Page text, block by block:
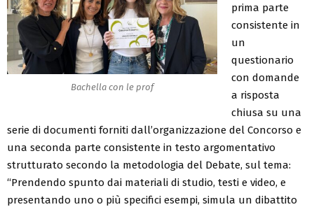
Bachella con le prof
prima parte
consistente in
un
questionario
con domande
a risposta
chiusa su una
serie di documenti forniti dall’organizzazione del Concorso e
una seconda parte consistente in testo argomentativo
strutturato secondo la metodologia del Debate, sul tema:
“Prendendo spunto dai materiali di studio, testi e video, e
presentando uno o più specifici esempi, simula un dibattito